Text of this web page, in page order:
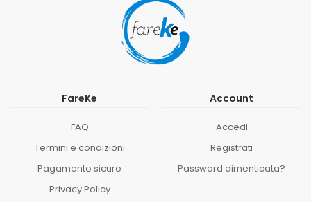
FareKe
FAQ
Termini e condizioni
Pagamento sicuro
Privacy Policy
Account
Accedi
Registrati
Password dimenticata?